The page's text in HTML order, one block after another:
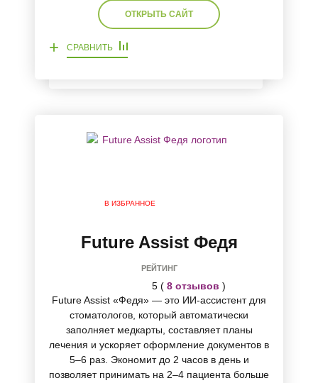
ОТКРЫТЬ САЙТ
+ СРАВНИТЬ
В ИЗБРАННОЕ
Future Assist Федя
РЕЙТИНГ
5 ( 8 отзывов )
Future Assist «Федя» — это ИИ-ассистент для
стоматологов, который автоматически
заполняет медкарты, составляет планы
лечения и ускоряет оформление документов в
5–6 раз. Экономит до 2 часов в день и
позволяет принимать на 2–4 пациента больше